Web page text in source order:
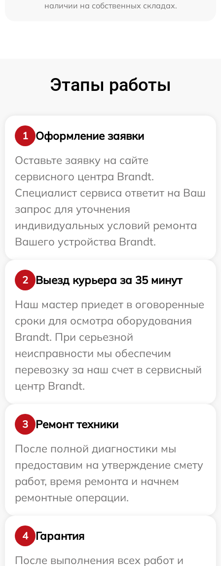
наличии на собственных складах.
Этапы работы
1
Оформление заявки
Оставьте заявку на сайте
сервисного центра Brandt.
Специалист сервиса ответит на Ваш
запрос для уточнения
индивидуальных условий ремонта
Вашего устройства Brandt.
2
Выезд курьера за 35 минут
Наш мастер приедет в оговоренные
сроки для осмотра оборудования
Brandt. При серьезной
неисправности мы обеспечим
перевозку за наш счет в сервисный
центр Brandt.
3
Ремонт техники
После полной диагностики мы
предоставим на утверждение смету
работ, время ремонта и начнем
ремонтные операции.
4
Гарантия
После выполнения всех работ и